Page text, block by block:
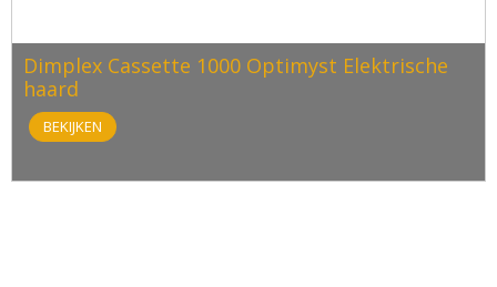
Dimplex Cassette 1000 Optimyst Elektrische
haard
BEKIJKEN